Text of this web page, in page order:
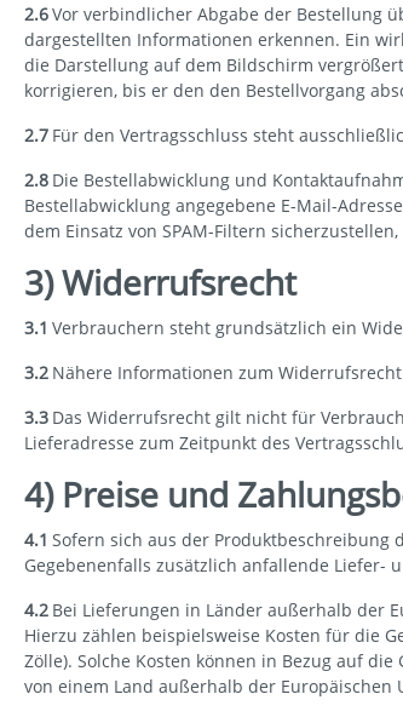
2.6Vor verbindlicher Abgabe der Bestellung
dargestellten Informationen erkennen. Ein
die Darstellung auf dem Bildschirm
korrigieren, bis er den den Bestellvorgang
2.7 Für den Vertragsschluss steht
2.8 Die Bestellabwicklung und
Bestellabwicklung angegebene E-Mail-
dem Einsatz von SPAM-Filtern
3) Widerrufsrecht
3.1 Verbrauchern steht grundsätzlich ein
3.2 Nähere Informationen zum
3.3 Das Widerrufsrecht gilt nicht für
Lieferadresse zum Zeitpunkt des
4) Preise und
4.1 Sofern sich aus der Produktbeschreibung
Gegebenenfalls zusätzlich anfallende Liefer-
4.2 Bei Lieferungen in Länder außerhalb der
Hierzu zählen beispielsweise Kosten für die
Zölle). Solche Kosten können in Bezug auf
von einem Land außerhalb der Europäischen